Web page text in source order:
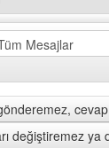
değiştiremez ya